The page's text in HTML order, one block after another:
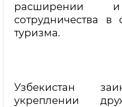
расширении и
сотрудничества в
туризма.
Узбекистан
укреплении